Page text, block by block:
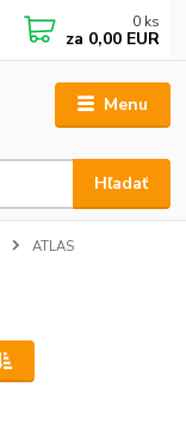
Menu
Hľadať
0 ks
za 0,00 EUR
ATLAS